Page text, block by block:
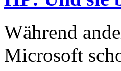
Während
Microsoft